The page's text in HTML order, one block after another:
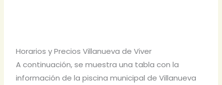
Horarios y Precios Villanueva de Viver
A continuación, se muestra una tabla con la
información de la piscina municipal de Villanueva